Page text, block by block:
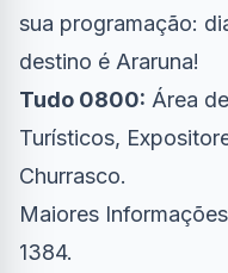
sua programação:
destino é Araruna!
Tudo 0800: Área
Turísticos,
Churrasco.
Maiores
1384.